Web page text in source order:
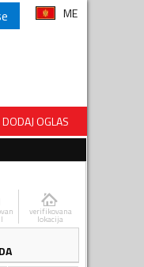
ME
DODAJ OGLAS
verifikovana
lokacija